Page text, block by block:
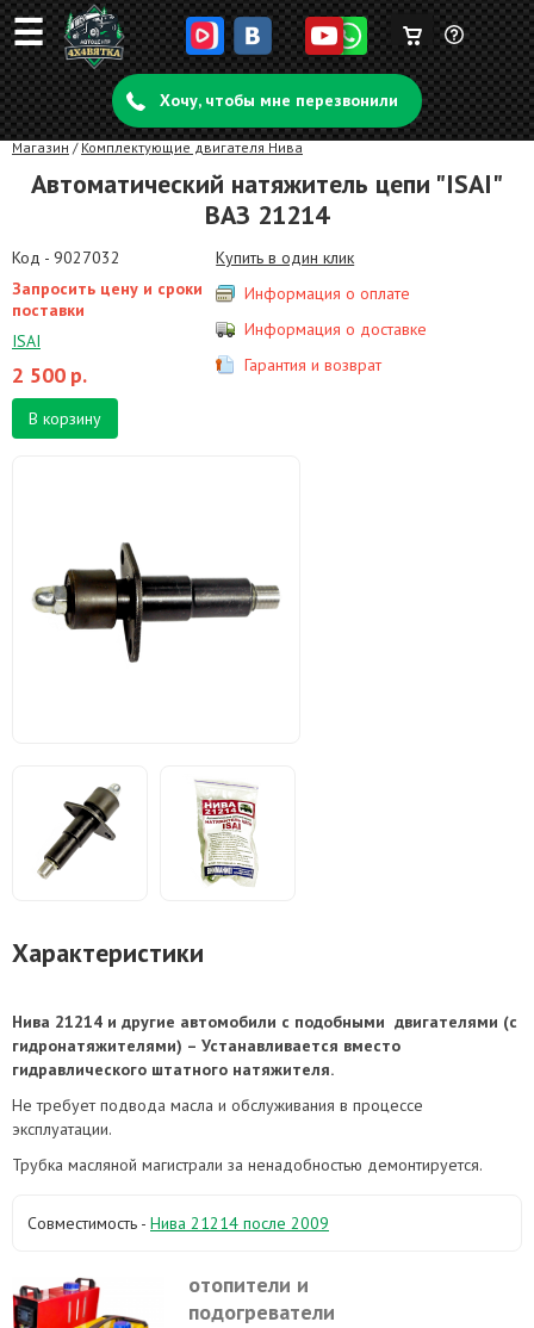
☰ Задать
вопрос
Корзина
пуста
Хочу, чтобы мне перезвонили
Магазин / Комплектующие двигателя Нива
Автоматический натяжитель цепи "ISAI"
ВАЗ 21214
Код - 9027032
Запросить цену и сроки
поставки
ISAI
2 500 р.
В корзину
Купить в один клик
Информация о оплате
Информация о доставке
Гарантия и возврат
Характеристики
Нива 21214 и другие автомобили с подобными двигателями (с
гидронатяжителями) – Устанавливается вместо
гидравлического штатного натяжителя.
Не требует подвода масла и обслуживания в процессе
эксплуатации.
Трубка масляной магистрали за ненадобностью демонтируется.
Совместимость - Нива 21214 после 2009
отопители и
подогреватели